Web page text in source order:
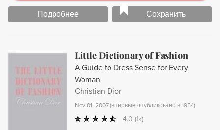
Подробнее Сохранить
Little Dictionary of Fashion
A Guide to Dress Sense for Every
Woman
Christian Dior
Nov 01, 2007 (впервые опубликовано в 1954)
4.0 (1k)